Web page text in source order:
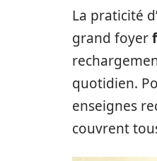
La praticité
grand foyer
quotidien.
enseignes
couvrent